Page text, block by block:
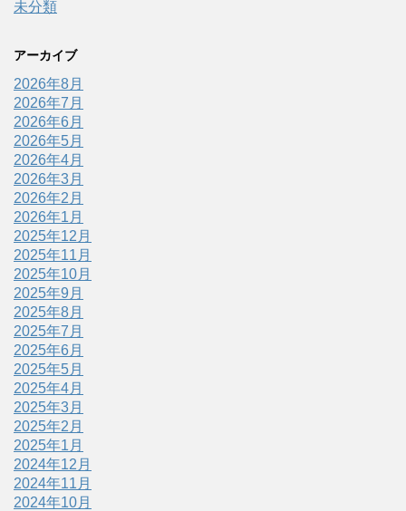
未分類
アーカイブ
2026年8月
2026年7月
2026年6月
2026年5月
2026年4月
2026年3月
2026年2月
2026年1月
2025年12月
2025年11月
2025年10月
2025年9月
2025年8月
2025年7月
2025年6月
2025年5月
2025年4月
2025年3月
2025年2月
2025年1月
2024年12月
2024年11月
2024年10月